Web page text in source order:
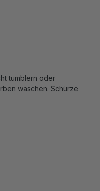
tumblern oder
waschen. Schürze